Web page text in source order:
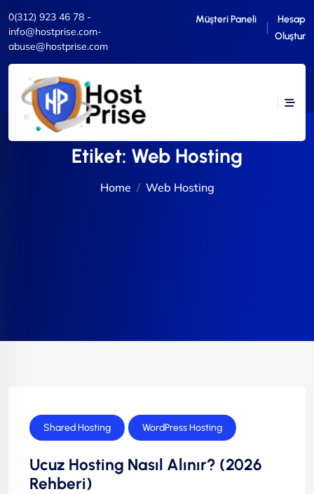
0(312) 923 46 78 -
info@hostprise.com-
abuse@hostprise.com
Müşteri Paneli
Hesap
Oluştur
Etiket: Web Hosting
Home Web Hosting
Shared Hosting WordPress Hosting
Ucuz Hosting Nasıl Alınır? (2026
Rehberi)